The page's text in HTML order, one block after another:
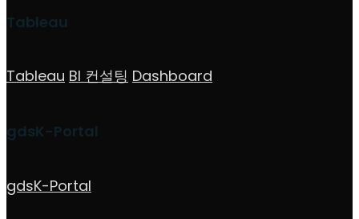
Tableau
Tableau BI 컨설팅 Dashboard
gdsK-Portal
gdsK-Portal